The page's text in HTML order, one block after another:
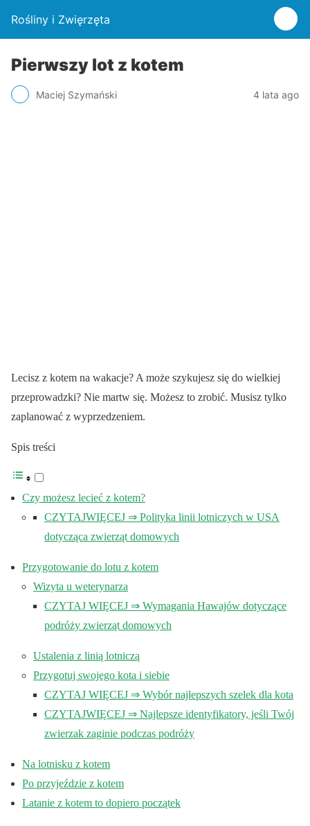
Rośliny i Zwięrzęta
Pierwszy lot z kotem
Maciej Szymański 4 lata ago
Lecisz z kotem na wakacje? A może szykujesz się do wielkiej
przeprowadzki? Nie martw się. Możesz to zrobić. Musisz tylko
zaplanować z wyprzedzeniem.
Spis treści
Czy możesz lecieć z kotem?
CZYTAJWIĘCEJ ⇒ Polityka linii lotniczych w USA
dotycząca zwierząt domowych
Przygotowanie do lotu z kotem
Wizyta u weterynarza
CZYTAJ WIĘCEJ ⇒ Wymagania Hawajów dotyczące
podróży zwierząt domowych
Ustalenia z linią lotniczą
Przygotuj swojego kota i siebie
CZYTAJ WIĘCEJ ⇒ Wybór najlepszych szelek dla kota
CZYTAJWIĘCEJ ⇒ Najlepsze identyfikatory, jeśli Twój
zwierzak zaginie podczas podróży
Na lotnisku z kotem
Po przyjeździe z kotem
Latanie z kotem to dopiero początek